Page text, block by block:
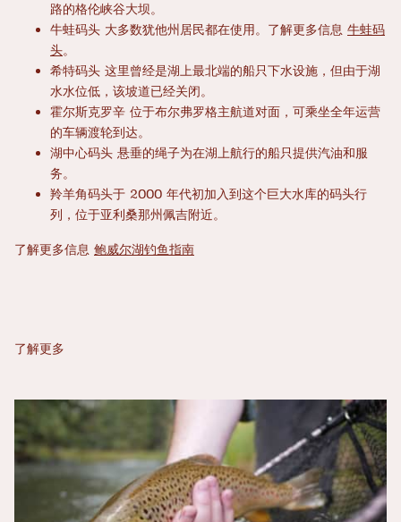
路的格伦峡谷大坝。
牛蛙码头 大多数犹他州居民都在使用。了解更多信息 牛蛙码
头。
希特码头 这里曾经是湖上最北端的船只下水设施，但由于湖
水水位低，该坡道已经关闭。
霍尔斯克罗辛 位于布尔弗罗格主航道对面，可乘坐全年运营
的车辆渡轮到达。
湖中心码头 悬垂的绳子为在湖上航行的船只提供汽油和服
务。
羚羊角码头于 2000 年代初加入到这个巨大水库的码头行
列，位于亚利桑那州佩吉附近。
了解更多信息 鲍威尔湖钓鱼指南
了解更多